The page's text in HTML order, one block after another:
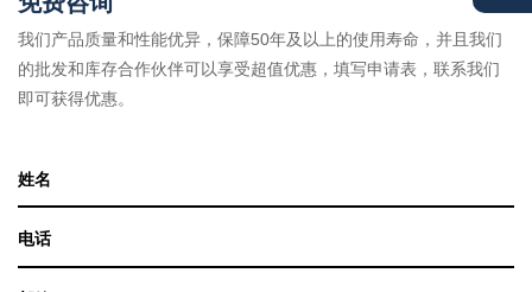
我们产品质量和性能优异，保障50年及以上的使用寿命，并且我们
的批发和库存合作伙伴可以享受超值优惠，填写申请表，联系我们
即可获得优惠。